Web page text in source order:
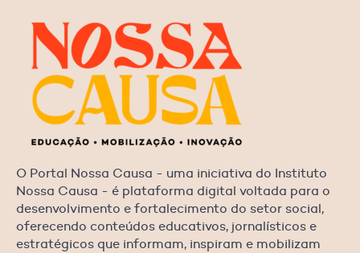
O Portal Nossa Causa - uma iniciativa do Instituto
Nossa Causa - é plataforma digital voltada para o
desenvolvimento e fortalecimento do setor social,
oferecendo conteúdos educativos, jornalísticos e
estratégicos que informam, inspiram e mobilizam